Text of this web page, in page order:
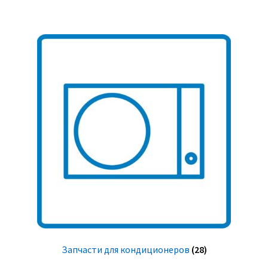
Запчасти для кондиционеров (28)